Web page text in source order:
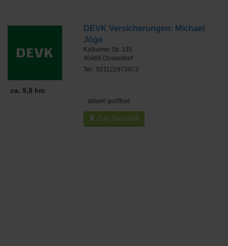
ca. 9,8 km
DEVK Versicherungen: Michael
Jöge
Kalkumer Str. 135
40468 Düsseldorf
Tel.: 021122973973
aktuell geöffnet
Zum Geschäft